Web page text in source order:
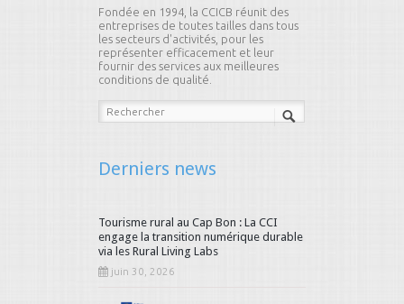
Fondée en 1994, la CCICB réunit des
entreprises de toutes tailles dans tous
les secteurs d'activités, pour les
représenter efficacement et leur
fournir des services aux meilleures
conditions de qualité.
Derniers news
Tourisme rural au Cap Bon : La CCI
engage la transition numérique durable
via les Rural Living Labs
juin 30, 2026